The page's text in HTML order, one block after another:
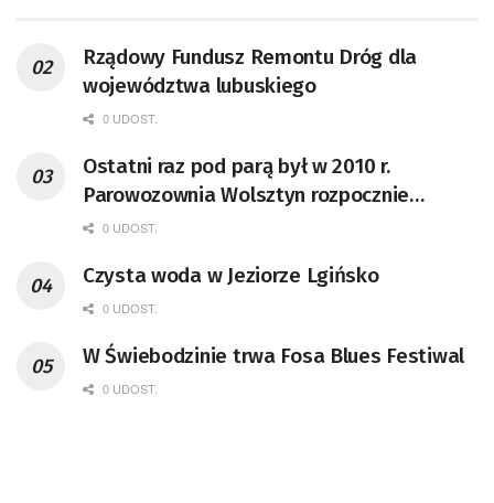
Rządowy Fundusz Remontu Dróg dla
województwa lubuskiego
0 UDOST.
Ostatni raz pod parą był w 2010 r.
Parowozownia Wolsztyn rozpocznie
remont unikatowego Tr5-65
0 UDOST.
Czysta woda w Jeziorze Lgińsko
0 UDOST.
W Świebodzinie trwa Fosa Blues Festiwal
0 UDOST.